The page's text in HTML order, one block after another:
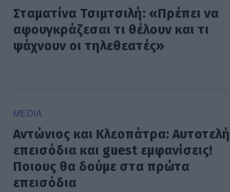
Σταματίνα Τσιμτσιλή: «Πρέπει να
αφουγκράζεσαι τι θέλουν και τι
ψάχνουν οι τηλεθεατές»
MEDIA
Αντώνιος και Κλεοπάτρα: Αυτοτελή
επεισόδια και guest εμφανίσεις!
Ποιους θα δούμε στα πρώτα
επεισόδια